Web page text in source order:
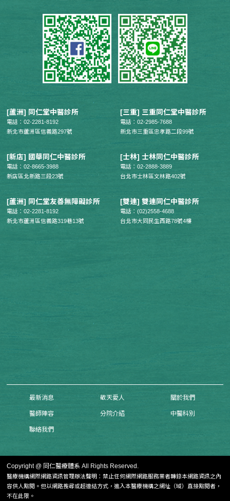
[蘆洲] 同仁堂中醫診所
電話：02-2281-8192
新北市蘆洲區信義路297號
[三重] 三重同仁堂中醫診所
電話：02-2985-7688
新北市三重區忠孝路二段99號
[新店] 國華同仁中醫診所
電話：02-8665-3988
新店區北新路三段23號
[士林] 士林同仁中醫診所
電話：02-2888-3889
台北市士林區文林路402號
[蘆洲] 同仁堂友善無障礙診所
電話：02-2281-8192
新北市蘆洲區信義路319巷13號
[雙連] 雙連同仁中醫診所
電話：(02)2558-4688
台北市大同民生西路78號4樓
最新消息 敬天愛人 關於我們
醫師陣容 分院介紹 中醫科別
聯絡我們
Copyright @ 同仁醫療體系 All Rights Reserved.
醫療機構網際網路資訊管理辦法聲明：禁止任何網際網路服務業者轉錄本網路資訊之內
容供人點閱。但以網路搜尋或超連結方式，進入本醫療機構之網址（域）直接點閱者，
不在此限。